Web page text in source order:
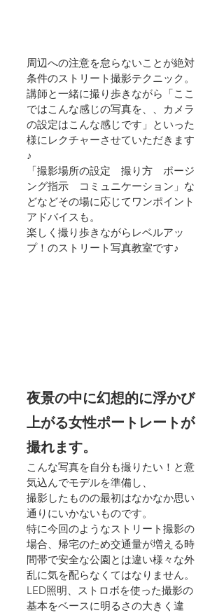
周辺への注意を怠らないことが絶対
条件のストリート撮影テクニック。
講師と一緒に撮り歩きながら「ここ
ではこんな感じの写真を、、カメラ
の設定はこんな感じです」といった
様にレクチャーさせていただきます
♪
「撮影場所の設定　撮り方　ポージ
ング指示　コミュニケーション」な
どなどその場に応じてワンポイント
アドバイスも。
楽しく撮り歩きながらレベルアッ
プ！のストリート写真教室です♪
夜景の中に幻想的に浮かび
上がる女性ポートレートが
撮れます。
こんな写真を自分も撮りたい！と意
気込んでモデルを準備し、
撮影したものの最初はなかなか思い
通りにいかないものです。
特に今回のようなストリート撮影の
場合、帰宅のため交通量が増える時
間帯で安全な公園とは違い様々な外
乱に気を配らなくてはなりません。
LED照明、ストロボを使った撮影の
基本をベースに明るさの大きく違